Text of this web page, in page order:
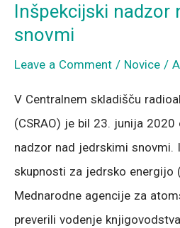
Inšpekcijski nadzor
snovmi
Leave a Comment / Novice /
V Centralnem skladišču
(CSRAO) je bil 23. junija
nadzor nad jedrskimi snovmi.
skupnosti za jedrsko energijo
Mednarodne agencije za
preverili vodenje
nad
jedrskimi
snovmi